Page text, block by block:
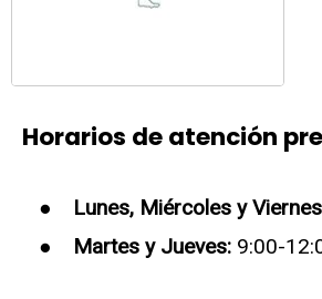
Horarios de atención
Lunes, Miércoles y
Martes y Jueves:9:00-